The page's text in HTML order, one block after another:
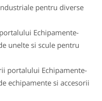
pentru diverse
Echipamente-
unelte si scule pentru
portalului Echipamente-
echipamente si accesorii